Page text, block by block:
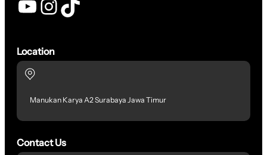
YouTube InstagramTikTok
Location
Manukan Karya A2 Surabaya Jawa Timur
Contact Us